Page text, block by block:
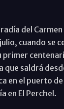
del
cuando
que saldrá
en el puerto
en El Perchel.